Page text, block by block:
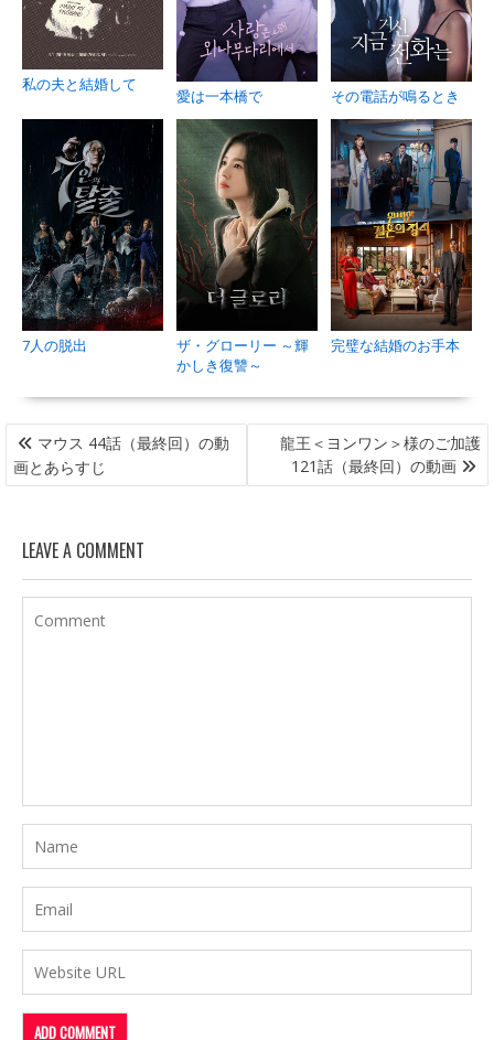
私の夫と結婚して
愛は一本橋で その電話が鳴るとき
7人の脱出
ザ・グローリー ～輝
かしき復讐～
完璧な結婚のお手本
投
稿
ビ
ゲ
ー
マウス 44話（最終回）の動
画とあらすじ
龍王＜ヨンワン＞様のご加護
121話（最終回）の動画
LEAVE A COMMENT